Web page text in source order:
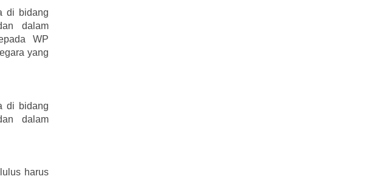
di bidang
dalam
WP
yang
di bidang
dalam
harus